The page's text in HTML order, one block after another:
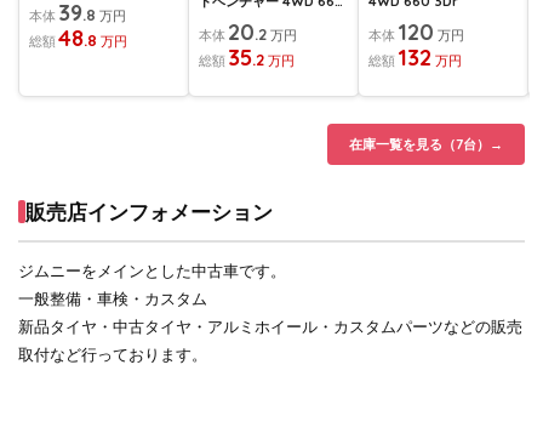
本体 39.8 万円
総額 48.8 万円
本体 20.2 万円
総額 35.2 万円
本体 120 万円
総額 132 万円
在庫一覧を見る（7台）→
販売店インフォメーション
ジムニーをメインとした中古車です。
一般整備・車検・カスタム
新品タイヤ・中古タイヤ・アルミホイール・カスタムパーツなどの販売
取付など行っております。